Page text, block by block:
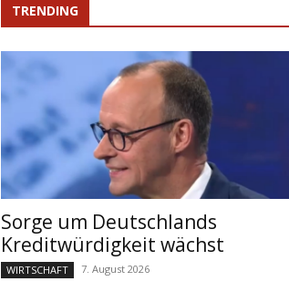
TRENDING
Sorge um Deutschlands
Kreditwürdigkeit wächst
WIRTSCHAFT 7. August 2026